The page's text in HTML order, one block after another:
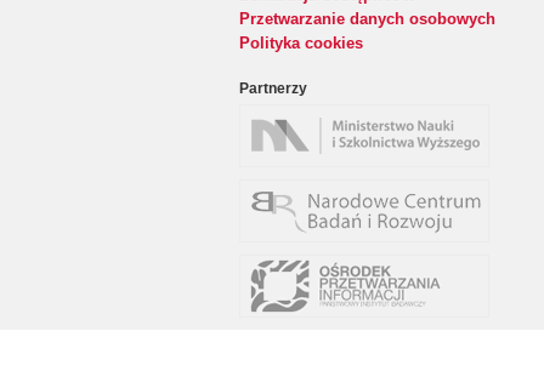
Przetwarzanie danych osobowych
Polityka cookies
Partnerzy